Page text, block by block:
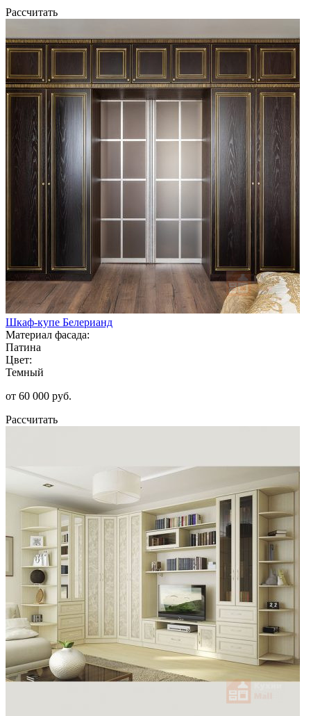
Рассчитать
Шкаф-купе Белерианд
Материал фасада:
Патина
Цвет:
Темный
от 60 000 руб.
Рассчитать